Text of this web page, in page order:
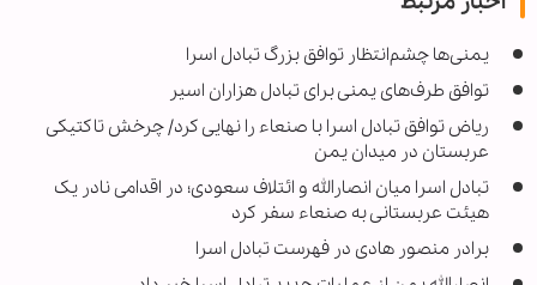
یمنی‌ها چشم‌انتظار توافق بزرگ تبادل اسرا
توافق طرف‌های یمنی برای تبادل هزاران اسیر
ریاض توافق تبادل اسرا با صنعاء را نهایی کرد/ چرخش تاکتیکی
عربستان در میدان یمن
تبادل اسرا میان انصارالله و ائتلاف سعودی؛ در اقدامی نادر یک
هیئت عربستانی به صنعاء سفر کرد
برادر منصور هادی در فهرست تبادل اسرا